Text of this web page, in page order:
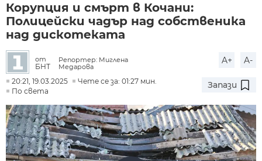
Корупция и смърт в Кочани:
Полицейски чадър над собственика
над дискотеката
от
БНТ
Репортер: Миглена
Медарова
A+ A-
20:21, 19.03.2025
Чете се за: 01:27 мин.
По света
Запази